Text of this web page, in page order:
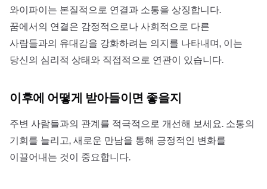
와이파이는 본질적으로 연결과 소통을 상징합니다.
꿈에서의 연결은 감정적으로나 사회적으로 다른
사람들과의 유대감을 강화하려는 의지를 나타내며, 이는
당신의 심리적 상태와 직접적으로 연관이 있습니다.
이후에 어떻게 받아들이면 좋을지
주변 사람들과의 관계를 적극적으로 개선해 보세요. 소통의
기회를 늘리고, 새로운 만남을 통해 긍정적인 변화를
이끌어내는 것이 중요합니다.